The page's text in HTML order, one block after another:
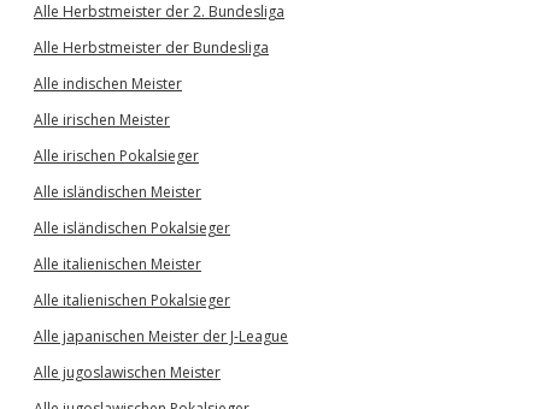
Alle Herbstmeister der 2. Bundesliga
Alle Herbstmeister der Bundesliga
Alle indischen Meister
Alle irischen Meister
Alle irischen Pokalsieger
Alle isländischen Meister
Alle isländischen Pokalsieger
Alle italienischen Meister
Alle italienischen Pokalsieger
Alle japanischen Meister der J-League
Alle jugoslawischen Meister